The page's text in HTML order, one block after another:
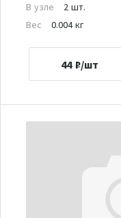
В узле
2 шт.
Вес
0.004 кг
44 ₽/шт